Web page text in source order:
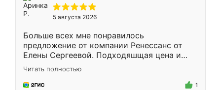
5 августа 2026
Больше всех мне понравилось
предложение от компании Ренессанс от
Елены Сергеевой. Подходяшщая цена и
короткие сроки изготовления. Приехавший
для замера сотрудник Владислав
предложил по моему эскизу самый
Читать полностью
1